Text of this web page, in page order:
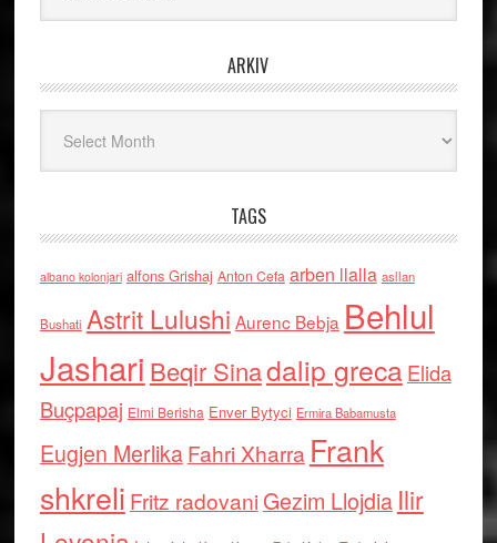
ARKIV
TAGS
albano kolonjari alfons Grishaj Anton Cefa arben llalla asllan
Bushati Astrit Lulushi Aurenc Bebja Behlul
Jashari Beqir Sinadalip grecaElida
Buçpapaj Elmi Berisha Enver Bytyci Ermira Babamusta
Eugjen MerlikaFahri Xharra Frank
shkreli Fritz radovaniGezim Llojdia Ilir